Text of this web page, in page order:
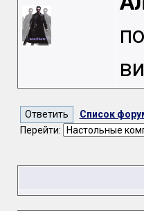
Список
Перейти: